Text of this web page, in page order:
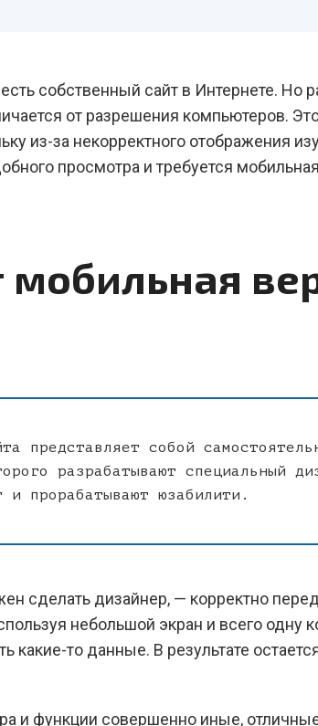
собственный сайт в Интернете. Но
от разрешения компьютеров.
из-за некорректного отображения
просмотра и требуется
мобильная
представляет собой
разрабатывают специальный
и прорабатывают юзабилити.
сделать дизайнер, — корректно
небольшой экран и всего одну
какие-то данные. В результате
и функции совершенно иные,